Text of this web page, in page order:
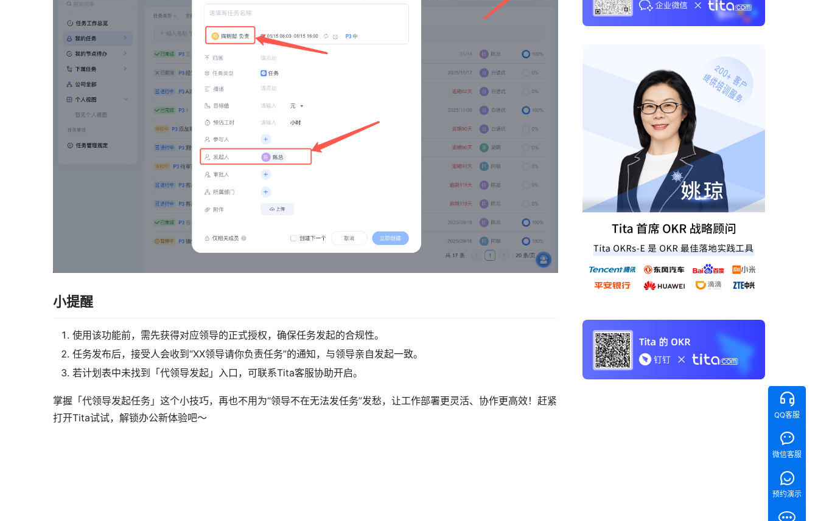
小提醒
使用该功能前，需先获得对应领导的正式授权，确保任务发起的合规性。
任务发布后，接受人会收到“XX领导请你负责任务”的通知，与领导亲自发起一致。
若计划表中未找到「代领导发起」入口，可联系Tita客服协助开启。
掌握「代领导发起任务」这个小技巧，再也不用为“领导不在无法发任务”发愁，让工作部署更灵活、协作更高效！赶紧
打开Tita试试，解锁办公新体验吧～
QQ客服
微信客服
预约演示